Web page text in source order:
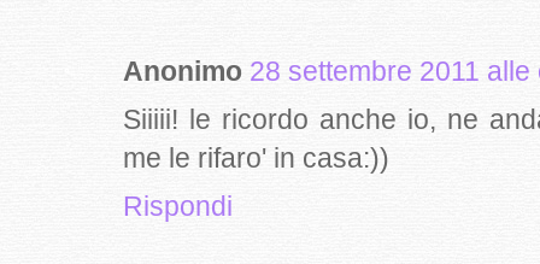
Anonimo 28 settembre 2011 alle
Siiiii! le ricordo anche io, ne
me le rifaro' in casa:))
Rispondi